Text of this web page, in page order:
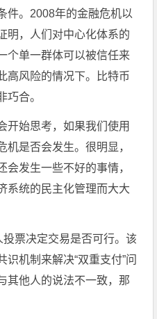
件。2008年的金融危机以
明，人们对中心化体系的
个单一群体可以被信任来
高风险的情况下。比特币
巧合。
开始思考，如果我们使用
机是否会发生。很明显，
会发生一些不好的事情，
系统的民主化管理而大大
投票决定交易是否可行。该
机制来解决“双重支付”问
其他人的说法不一致，那